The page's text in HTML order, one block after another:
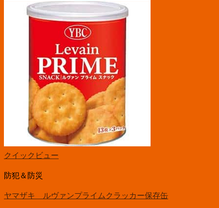
クイックビュー
防犯＆防災
ヤマザキ ルヴァンプライムクラッカー保存缶